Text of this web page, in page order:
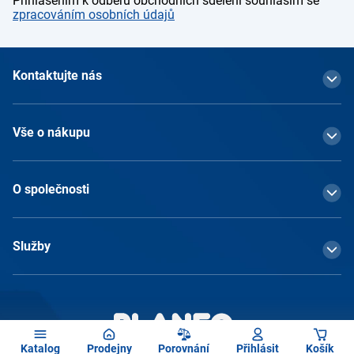
Katalog Prodejny Porovnání Přihlásit Košík
zpracováním osobních údajů
Kontaktujte nás
Vše o nákupu
O společnosti
Služby